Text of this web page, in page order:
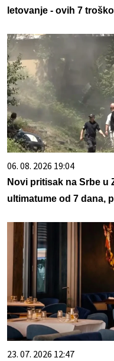
letovanje - ovih 7
06. 08. 2026 19:04
Novi pritisak na Srbe
ultimatume od 7 dana,
23. 07. 2026 12:47